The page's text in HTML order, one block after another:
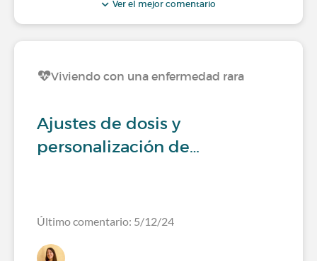
Ver el mejor comentario
Viviendo con una enfermedad rara
Ajustes de dosis y
personalización de…
Último comentario: 5/12/24